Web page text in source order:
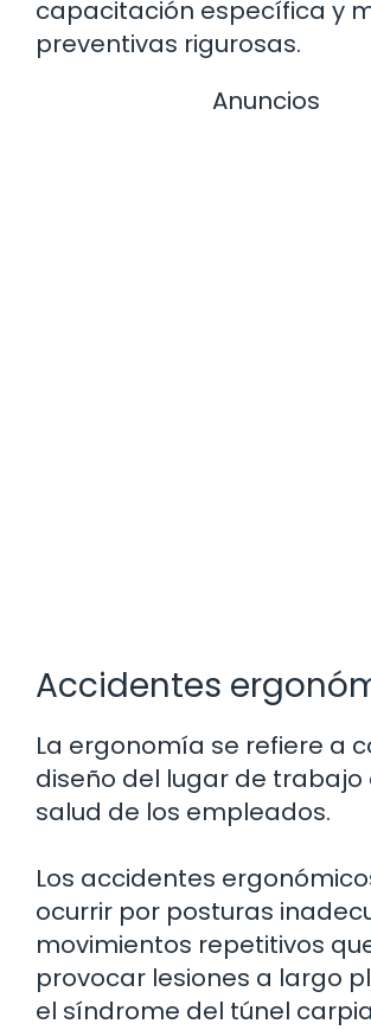
capacitación específica y
preventivas rigurosas.
Anuncios
Accidentes
La ergonomía se refiere a
diseño del lugar de
salud de los empleados.
Los accidentes
ocurrir por posturas
movimientos repetitivos
provocar lesiones a largo
el síndrome del túnel